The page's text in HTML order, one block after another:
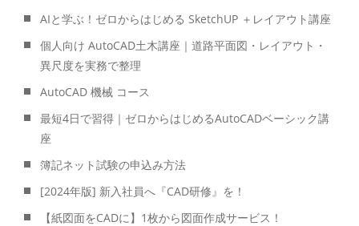
AIと学ぶ！ゼロからはじめる SketchUP ＋レイアウト講座
個人向け AutoCAD土木講座｜道路平面図・レイアウト・
異尺度を実務で整理
AutoCAD 機械 コース
最短4日で習得｜ゼロからはじめるAutoCADベーシック講
座
簿記ネット試験の申込み方法
[2024年版] 新入社員へ『CAD研修』を！
【紙図面をCADに】1枚から図面作成サービス！